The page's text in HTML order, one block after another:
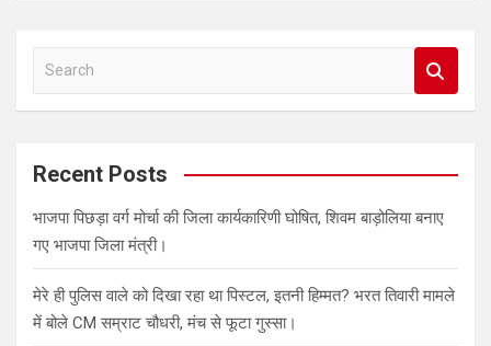
a
c
Recent Posts
भाजपा पिछड़ा वर्ग मोर्चा की जिला कार्यकारिणी घोषित, शिवम बाड़ोलिया बनाए
गए भाजपा जिला मंत्री।
मेरे ही पुलिस वाले को दिखा रहा था पिस्टल, इतनी हिम्मत? भरत तिवारी मामले
में बोले CM सम्राट चौधरी, मंच से फूटा गुस्सा।